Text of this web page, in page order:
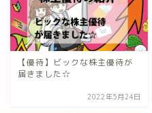
【優待】ビックな株主優待が
届きました☆
2022年5月24日